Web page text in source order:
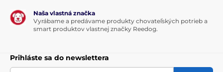
Naša vlastná značka
Vyrábame a predávame produkty chovateľských potrieb a
smart produktov vlastnej značky Reedog.
Prihláste sa do newslettera